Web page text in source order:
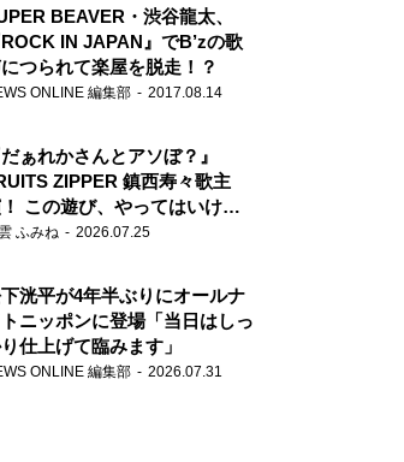
BEAVER・渋谷龍太、
ROCK IN JAPAN』でB’zの歌
つられて楽屋を脱走！？
ONLINE 編集部 2017.08.14
だぁれかさんとアソぼ？』
ZIPPER 鎮西寿々歌主
この遊び、やってはいけま
。
ふみね 2026.07.25
洸平が4年半ぶりにオールナ
ニッポンに登場「当日はしっ
仕上げて臨みます」
ONLINE 編集部 2026.07.31